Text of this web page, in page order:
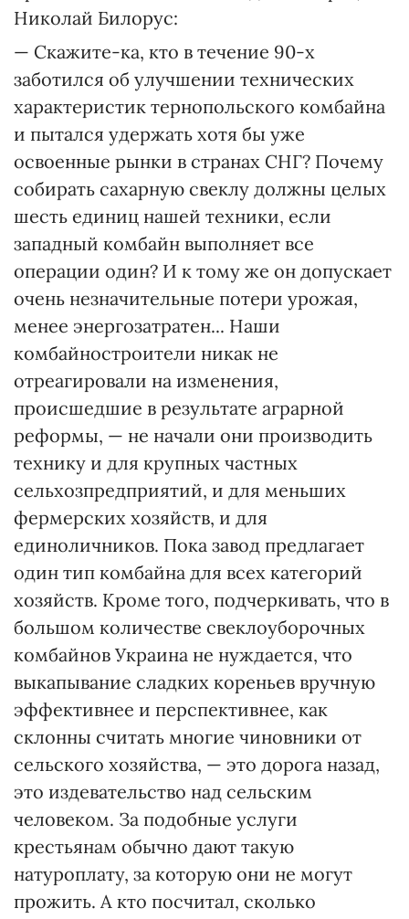
Николай Билорус:
— Скажите-ка, кто в течение 90-х
заботился об улучшении технических
характеристик тернопольского комбайна
и пытался удержать хотя бы уже
освоенные рынки в странах СНГ? Почему
собирать сахарную свеклу должны целых
шесть единиц нашей техники, если
западный комбайн выполняет все
операции один? И к тому же он допускает
очень незначительные потери урожая,
менее энергозатратен... Наши
комбайностроители никак не
отреагировали на изменения,
происшедшие в результате аграрной
реформы, — не начали они производить
технику и для крупных частных
сельхозпредприятий, и для меньших
фермерских хозяйств, и для
единоличников. Пока завод предлагает
один тип комбайна для всех категорий
хозяйств. Кроме того, подчеркивать, что в
большом количестве свеклоуборочных
комбайнов Украина не нуждается, что
выкапывание сладких кореньев вручную
эффективнее и перспективнее, как
склонны считать многие чиновники от
сельского хозяйства, — это дорога назад,
это издевательство над сельским
человеком. За подобные услуги
крестьянам обычно дают такую
натуроплату, за которую они не могут
прожить. А кто посчитал, сколько